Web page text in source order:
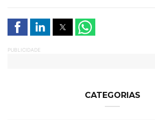
PUBLICIDADE
CATEGORIAS